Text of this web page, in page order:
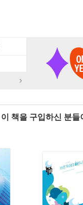
이 책을 구입하신 분